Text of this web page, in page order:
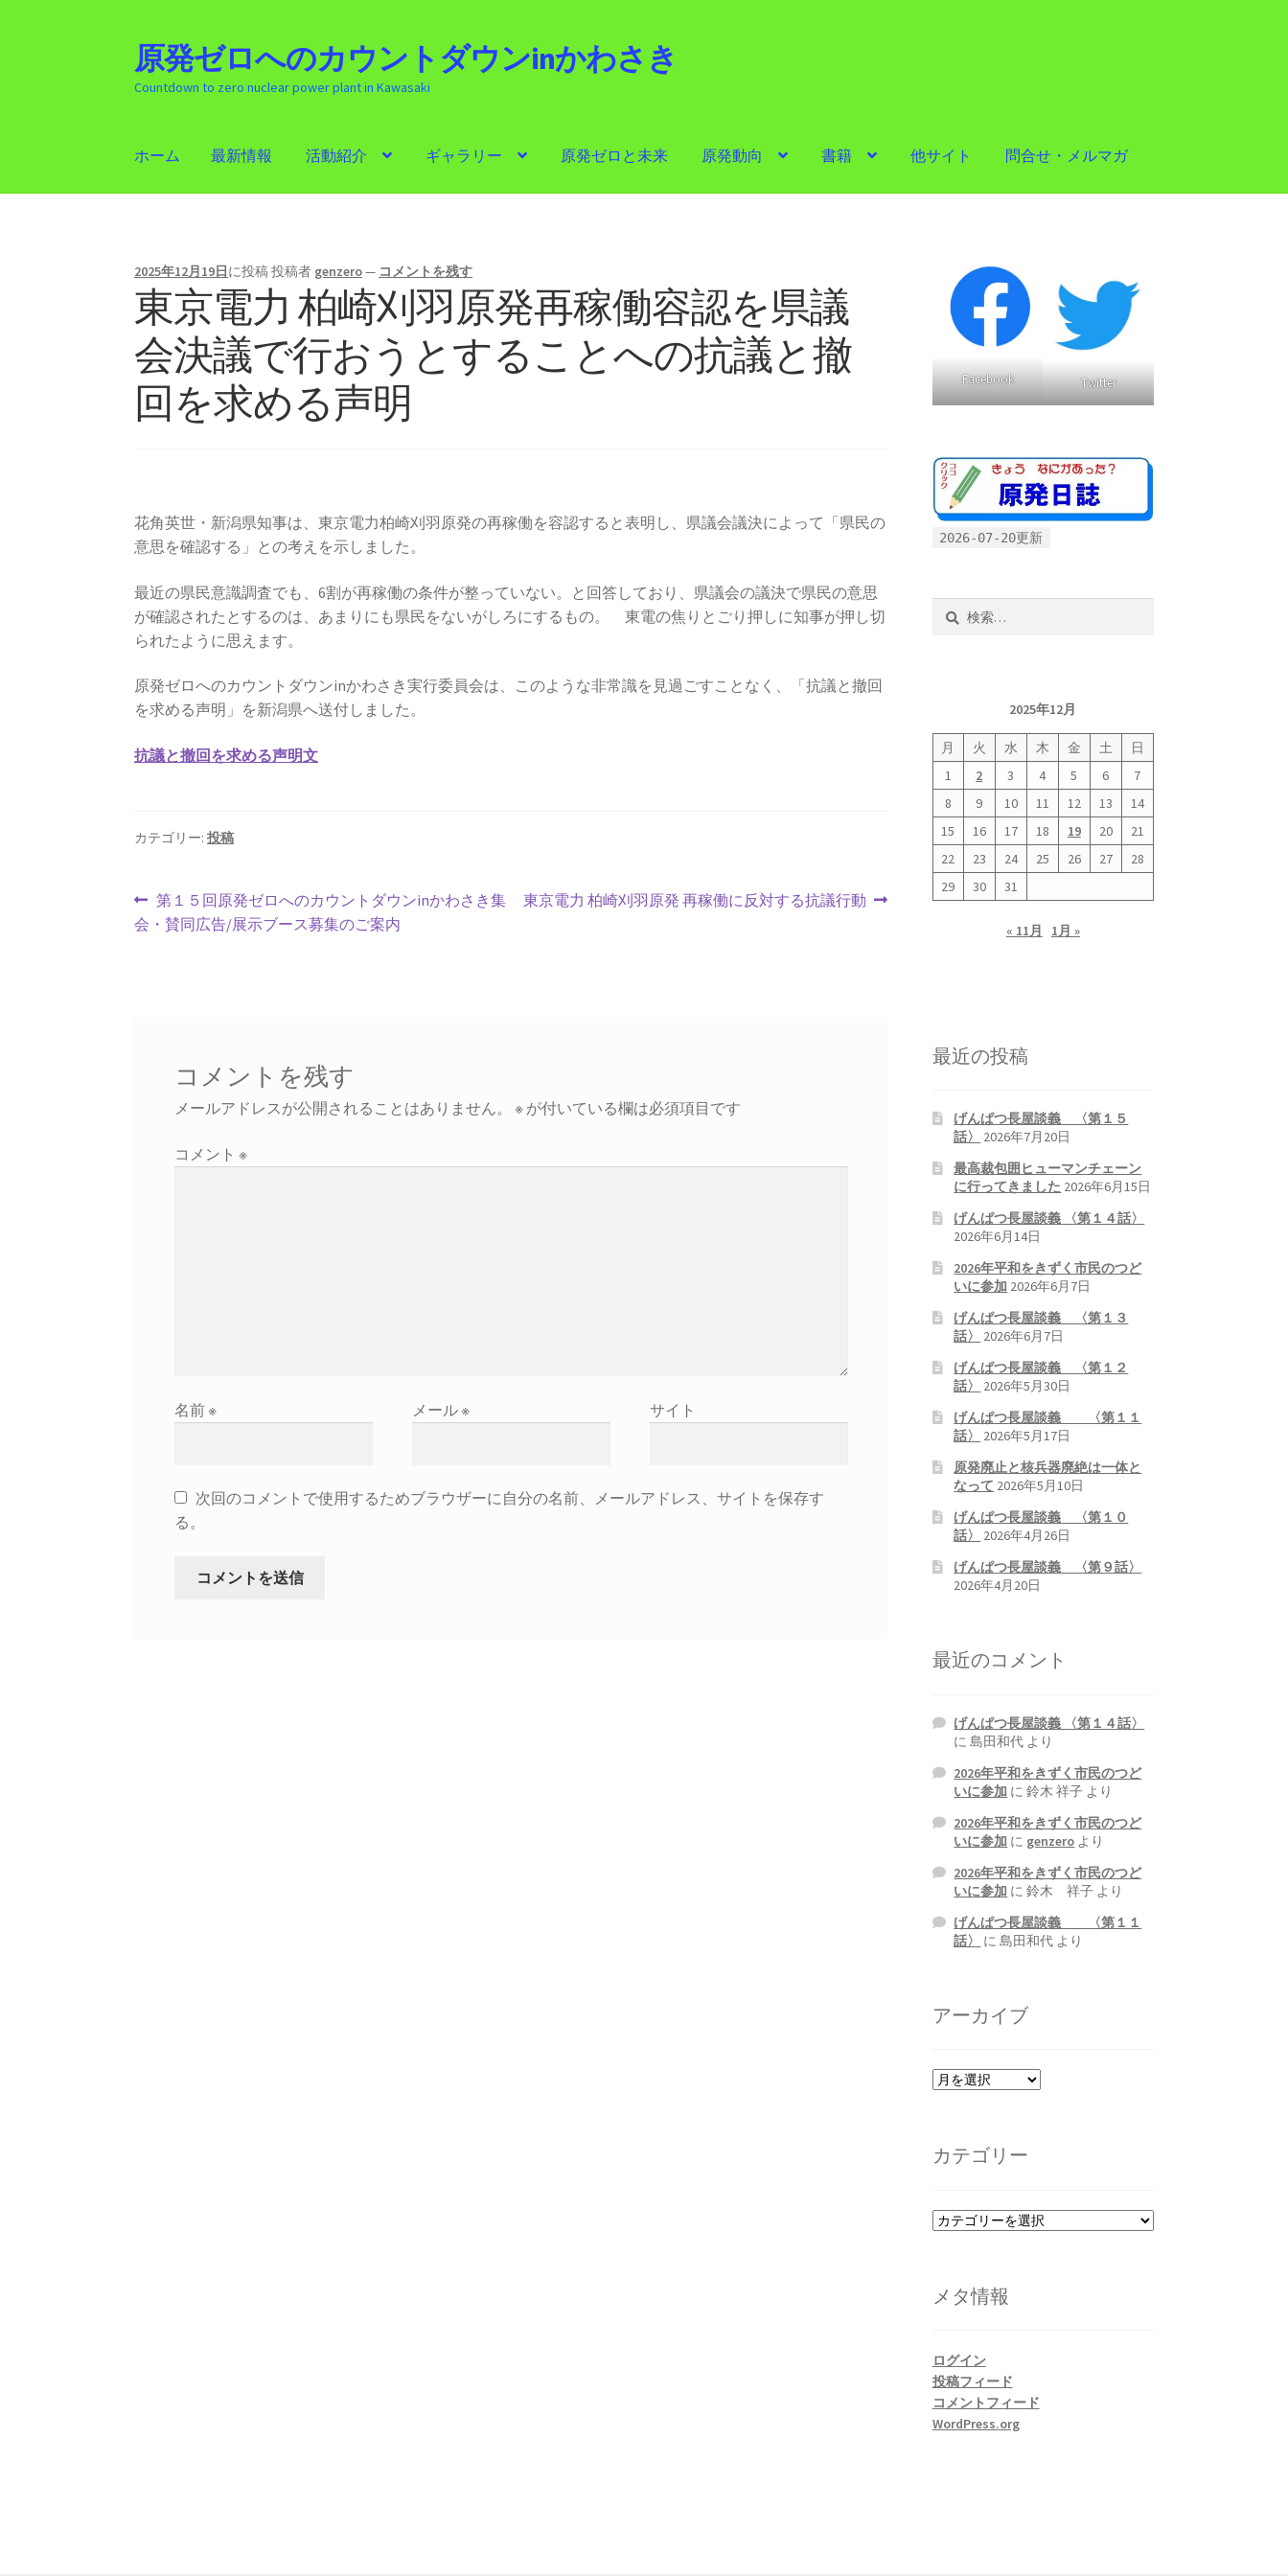
ナ
ビ
ゲ
シ
ン
キ
ッ
プ
コ
ン
テ
ツ
ス
プ
原発ゼロへのカウントダウンinかわさき
Countdown to zero nuclear power plant in Kawasaki
ホーム 最新情報 活動紹介 ギャラリー 原発ゼロと未来 原発動向 書籍 他サイト 問合せ・メルマガ
2025年12月19日に投稿投稿者 genzero— コメントを残す
東京電力 柏崎刈羽原発再稼働容認を県議
会決議で行おうとすることへの抗議と撤
回を求める声明
花角英世・新潟県知事は、東京電力柏崎刈羽原発の再稼働を容認すると表明し、県議会議決によって「県民の
意思を確認する」との考えを示しました。
最近の県民意識調査でも、6割が再稼働の条件が整っていない。と回答しており、県議会の議決で県民の意思
が確認されたとするのは、あまりにも県民をないがしろにするもの。 東電の焦りとごり押しに知事が押し切
られたように思えます。
原発ゼロへのカウントダウンinかわさき実行委員会は、このような非常識を見過ごすことなく、「抗議と撤回
を求める声明」を新潟県へ送付しました。
抗議と撤回を求める声明文
カテゴリー:投稿
投
稿
前
の
第１５回原発ゼロへのカウントダウンinかわさき集
会・賛同広告/展示ブース募集のご案内
次
東京電力 柏崎刈羽原発 再稼働に反対する抗議行動
コメントを残す
メールアドレスが公開されることはありません。 ※が付いている欄は必須項目です
コメント ※
名前※ メール※ サイト
次回のコメントで使用するためブラウザーに自分の名前、メールアドレス、サイトを保存す
る。
Facebook Twitter
2026-07-20更新
2025年12月
月 火 水 木 金 土
日
1
2 3 4 5 6
7
8
9 10 11 12 13
14
15
16 17 18 19 20
21
22
23 24 25 26 27
28
29
30 31
« 11月 1月 »
最近の投稿
げんぱつ長屋談義 〈第１５
話〉
2026年7月20日
最高裁包囲ヒューマンチェーン
に行ってきました 2026年6月15日
げんぱつ長屋談義 〈第１４話〉
2026年6月14日
2026年平和をきずく市民のつど
いに参加 2026年6月7日
げんぱつ長屋談義 〈第１３
話〉
2026年6月7日
げんぱつ長屋談義 〈第１２
話〉
2026年5月30日
げんぱつ長屋談義 〈第１１
話〉
2026年5月17日
原発廃止と核兵器廃絶は一体と
なって 2026年5月10日
げんぱつ長屋談義 〈第１０
話〉
2026年4月26日
げんぱつ長屋談義 〈第９話〉
2026年4月20日
最近のコメント
げんぱつ長屋談義 〈第１４話〉
に島田和代 より
2026年平和をきずく市民のつど
いに参加 に鈴木 祥子 より
2026年平和をきずく市民のつど
いに参加 に genzero より
2026年平和をきずく市民のつど
いに参加 に鈴木 祥子 より
げんぱつ長屋談義 〈第１１
話〉
に島田和代 より
アーカイブ
ア
ブ
カテゴリー
カ
ー
メタ情報
ログイン
投稿フィード
コメントフィード
WordPress.org